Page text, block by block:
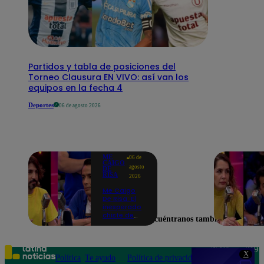
X
Partidos y tabla de posiciones del
Torneo Clausura EN VIVO: así van los
equipos en la fecha 4
Deportes 06 de agosto 2026
ME
CAIGO
DE
RISA
06 de
agosto
2026
Me Caigo
De Risa: El
inesperado
chiste de
hizo
explotar a
Encuéntranos también en
Política Te ayudo
Política de privacidad
Teléfono: 219